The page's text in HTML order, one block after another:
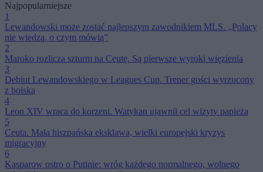
Najpopularniejsze
1
Lewandowski może zostać najlepszym zawodnikiem MLS. „Polacy
nie wiedzą, o czym mówią”
2
Maroko rozlicza szturm na Ceutę. Są pierwsze wyroki więzienia
3
Debiut Lewandowskiego w Leagues Cup. Trener gości wyrzucony
z boiska
4
Leon XIV wraca do korzeni. Watykan ujawnił cel wizyty papieża
5
Ceuta. Mała hiszpańska eksklawa, wielki europejski kryzys
migracyjny
6
Kasparow ostro o Putinie: wróg każdego normalnego, wolnego